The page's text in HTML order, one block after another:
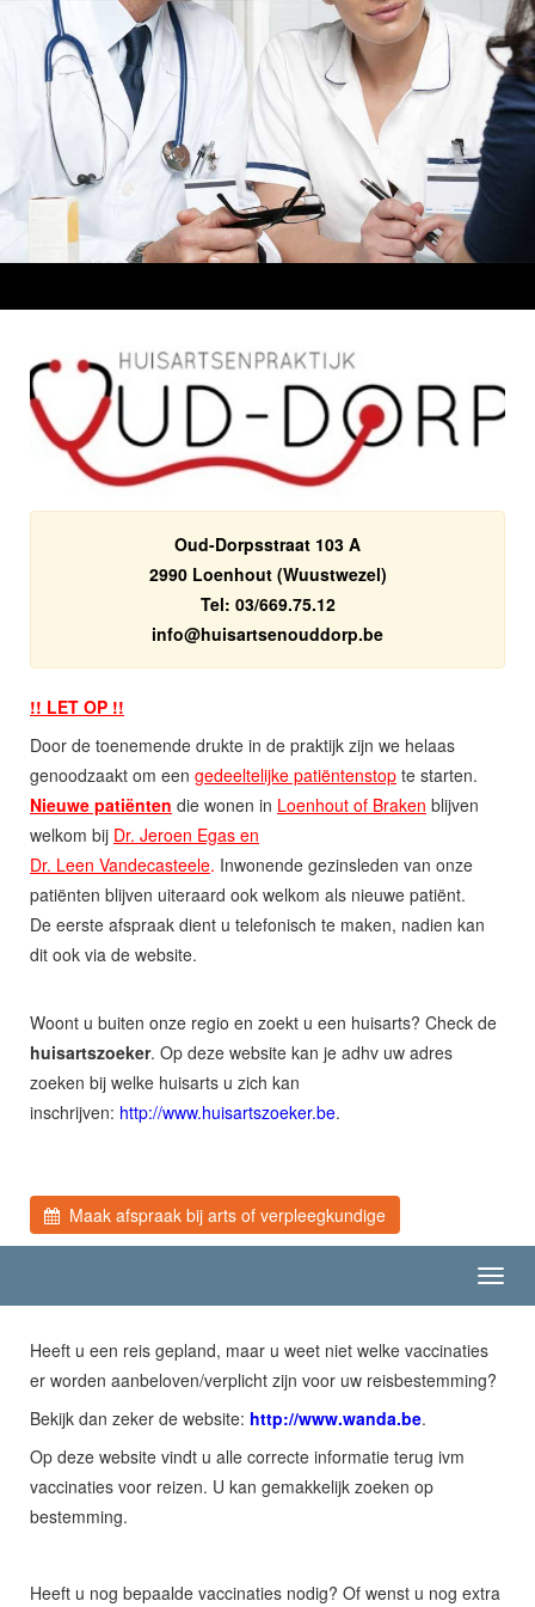
Oud-Dorpsstraat 103 A
2990 Loenhout (Wuustwezel)
Tel: 03/669.75.12
eb.prodduonestrasiuh@ofni
!! LET OP !!
Door de toenemende drukte in de praktijk zijn we helaas
genoodzaakt om een gedeeltelijke patiëntenstop te starten.
Nieuwe patiënten die wonen in Loenhout of Braken blijven
welkom bij Dr. Jeroen Egas en
Dr. Leen Vandecasteele. Inwonende gezinsleden van onze
patiënten blijven uiteraard ook welkom als nieuwe patiënt.
De eerste afspraak dient u telefonisch te maken, nadien kan
dit ook via de website.
Woont u buiten onze regio en zoekt u een huisarts? Check de
huisartszoeker. Op deze website kan je adhv uw adres
zoeken bij welke huisarts u zich kan
inschrijven: http://www.huisartszoeker.be.
Maak afspraak bij arts of verpleegkundige
Heeft u een reis gepland, maar u weet niet welke vaccinaties
er worden aanbeloven/verplicht zijn voor uw reisbestemming?
Bekijk dan zeker de website: http://www.wanda.be.
Op deze website vindt u alle correcte informatie terug ivm
vaccinaties voor reizen. U kan gemakkelijk zoeken op
bestemming.
Heeft u nog bepaalde vaccinaties nodig? Of wenst u nog extra